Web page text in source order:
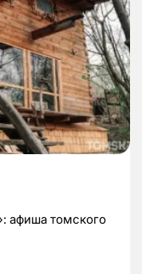
афиша томского